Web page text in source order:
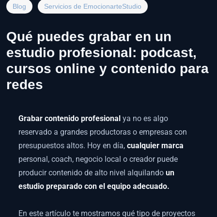
Blog Servicios de EmocionarteStudio
Qué puedes grabar en un
estudio profesional: podcast,
cursos online y contenido para
redes
Grabar contenido profesional ya no es algo
reservado a grandes productoras o empresas con
presupuestos altos. Hoy en día, cualquier marca
personal, coach, negocio local o creador puede
producir contenido de alto nivel alquilando un
estudio preparado con el equipo adecuado.
En este artículo te mostramos qué tipo de proyectos